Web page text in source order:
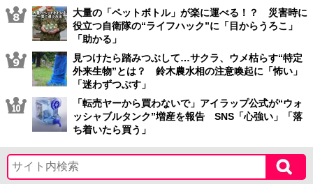
大量の「ペットボトル」が楽に運べる！？ 災害時に
役立つ自衛隊の“ライフハック”に「目からうろこ」
「助かる」
見つけたら踏みつぶして…サクラ、ウメ枯らす“特定
外来生物”とは？ 鈴木農水相の注意喚起に「怖い」
「迷わずつぶす」
「転売ヤーから買わないで」アイラップ公式が“ウォ
ッシャブルタンク”増産を報告 SNS「心強い」「落
ち着いたら買う」